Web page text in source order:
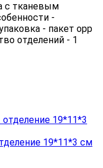
с тканевым
-
- пакет орр
отделений - 1
19*11*3 см